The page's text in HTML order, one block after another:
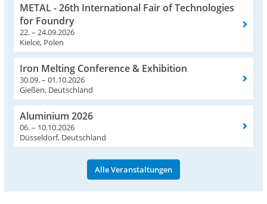
METAL - 26th International Fair of Technologies
for Foundry
22. – 24.09.2026
Kielce, Polen
Iron Melting Conference & Exhibition
30.09. – 01.10.2026
Gießen, Deutschland
Aluminium 2026
06. – 10.10.2026
Düsseldorf, Deutschland
Alle Veranstaltungen